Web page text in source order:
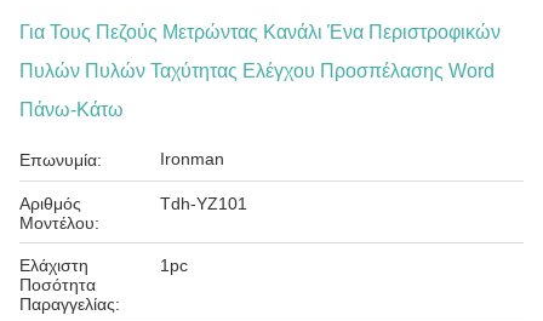
Για Τους Πεζούς Μετρώντας Κανάλι Ένα Περιστροφικών
Πυλών Πυλών Ταχύτητας Ελέγχου Προσπέλασης Word
Πάνω-Κάτω
Επωνυμία: Ironman
Αριθμός
Μοντέλου:
Tdh-YZ101
Ελάχιστη
Ποσότητα
Παραγγελίας:
1pc